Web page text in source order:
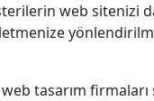
web sitenizi
web tasarım firmaları